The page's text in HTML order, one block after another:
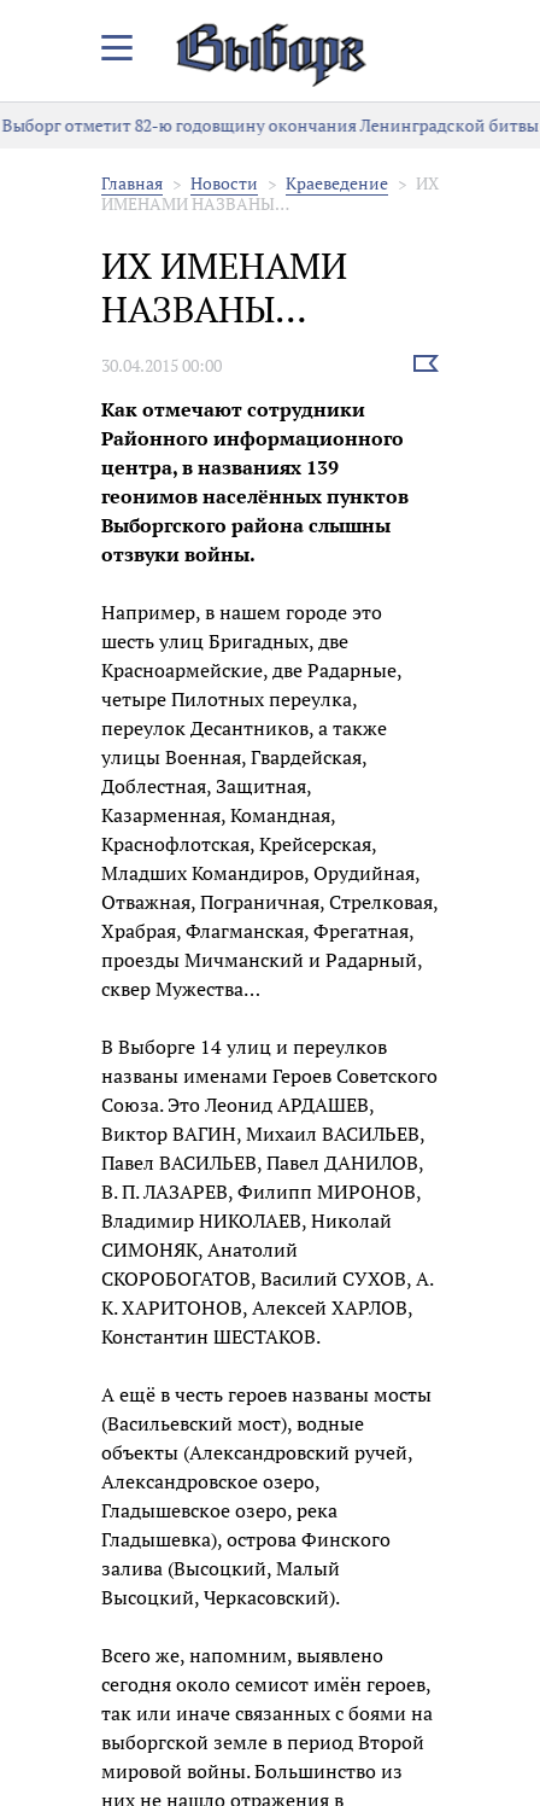
Закрыть/
меню
отметит 82-ю годовщину окончания Ленинградской битвы
Главная Новости Краеведение
ИХ
ИМЕНАМИ НАЗВАНЫ…
ИХ ИМЕНАМИ
НАЗВАНЫ…
30.04.2015 00:00
Выбрать
Как отмечают сотрудники
Районного информационного
центра, в названиях 139
геонимов населённых пунктов
Выборгского района слышны
отзвуки войны.
Например, в нашем городе это
шесть улиц Бригадных, две
Красноармейские, две Радарные,
четыре Пилотных переулка,
переулок Десантников, а также
улицы Военная, Гвардейская,
Доблестная, Защитная,
Казарменная, Командная,
Краснофлотская, Крейсерская,
Младших Командиров, Орудийная,
Отважная, Пограничная, Стрелковая,
Храбрая, Флагманская, Фрегатная,
проезды Мичманский и Радарный,
сквер Мужества…
В Выборге 14 улиц и переулков
названы именами Героев Советского
Союза. Это Леонид АРДАШЕВ,
Виктор ВАГИН, Михаил ВАСИЛЬЕВ,
Павел ВАСИЛЬЕВ, Павел ДАНИЛОВ,
В. П. ЛАЗАРЕВ, Филипп МИРОНОВ,
Владимир НИКОЛАЕВ, Николай
СИМОНЯК, Анатолий
СКОРОБОГАТОВ, Василий СУХОВ, А.
К. ХАРИТОНОВ, Алексей ХАРЛОВ,
Константин ШЕСТАКОВ.
А ещё в честь героев названы мосты
(Васильевский мост), водные
объекты (Александровский ручей,
Александровское озеро,
Гладышевское озеро, река
Гладышевка), острова Финского
залива (Высоцкий, Малый
Высоцкий, Черкасовский).
Всего же, напомним, выявлено
сегодня около семисот имён героев,
так или иначе связанных с боями на
выборгской земле в период Второй
мировой войны. Большинство из
них не нашло отражения в